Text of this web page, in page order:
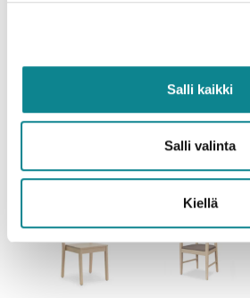
Salli kaikki
Salli valinta
Kiellä
Lisätiedot
Ohjeet
Suosittelemme yhdessä: